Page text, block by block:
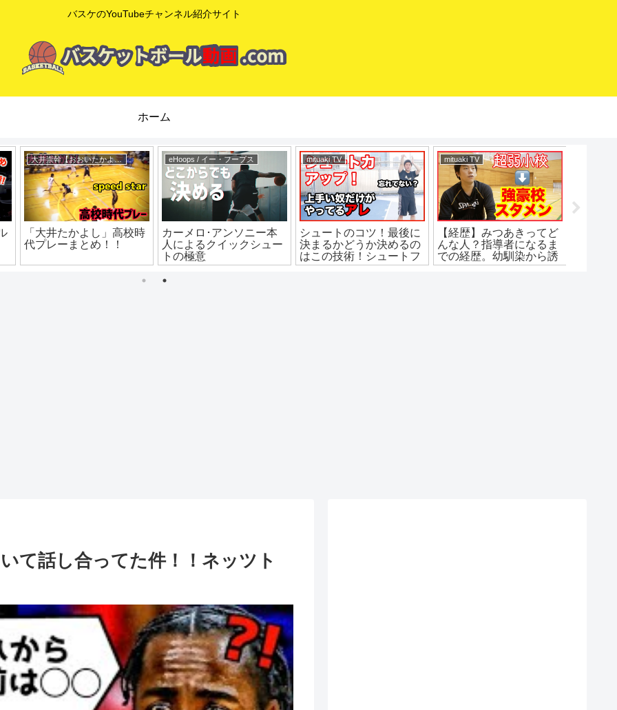
バスケのYouTubeチャンネル紹介サイト
ホーム
大井崇幹【おおいたかよし】
「大井たかよし」高校時
代プレーまとめ！！
eHoops / イー・フープス
カーメロ･アンソニー本
人によるクイックシュー
トの極意
mituaki TV
シュートのコツ！最後に
決まるかどうか決めるの
はこの技術！シュートフ
ォロースルーの基本！バ
mituaki TV
【経歴】みつあきってど
んな人？指導者になるま
での経歴。幼馴染から誘
われてミニバス入団。超
て話し合ってた件！！ネッツト